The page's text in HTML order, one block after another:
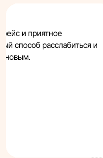
и приятное
способ расслабиться и
новым.